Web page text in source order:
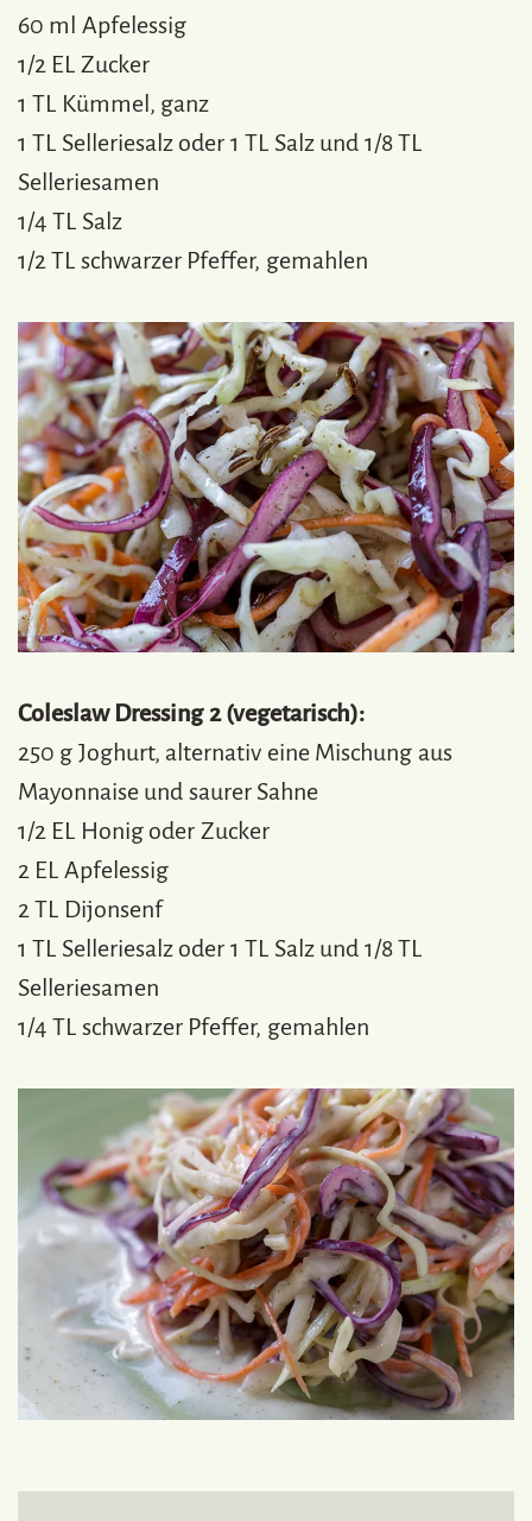
60 ml Apfelessig
1/2 EL Zucker
1 TL Kümmel, ganz
1 TL Selleriesalz oder 1 TL Salz und 1/8 TL
Selleriesamen
1/4 TL Salz
1/2 TL schwarzer Pfeffer, gemahlen
Coleslaw Dressing 2 (vegetarisch):
250 g Joghurt, alternativ eine Mischung aus
Mayonnaise und saurer Sahne
1/2 EL Honig oder Zucker
2 EL Apfelessig
2 TL Dijonsenf
1 TL Selleriesalz oder 1 TL Salz und 1/8 TL
Selleriesamen
1/4 TL schwarzer Pfeffer, gemahlen